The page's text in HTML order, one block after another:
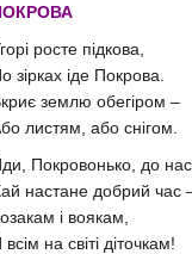
росте пiдкова,
зiрках iде Покрова.
землю обегiром –
листям, або снiгом.
Покровонько, до
настане добрий час
i воякам,
всiм на свiтi дiточкам!